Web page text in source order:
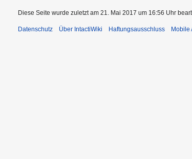
Diese Seite wurde zuletzt am 21. Mai 2017 um 16:56 Uhr
Datenschutz Über IntactiWiki Haftungsausschluss Mobile